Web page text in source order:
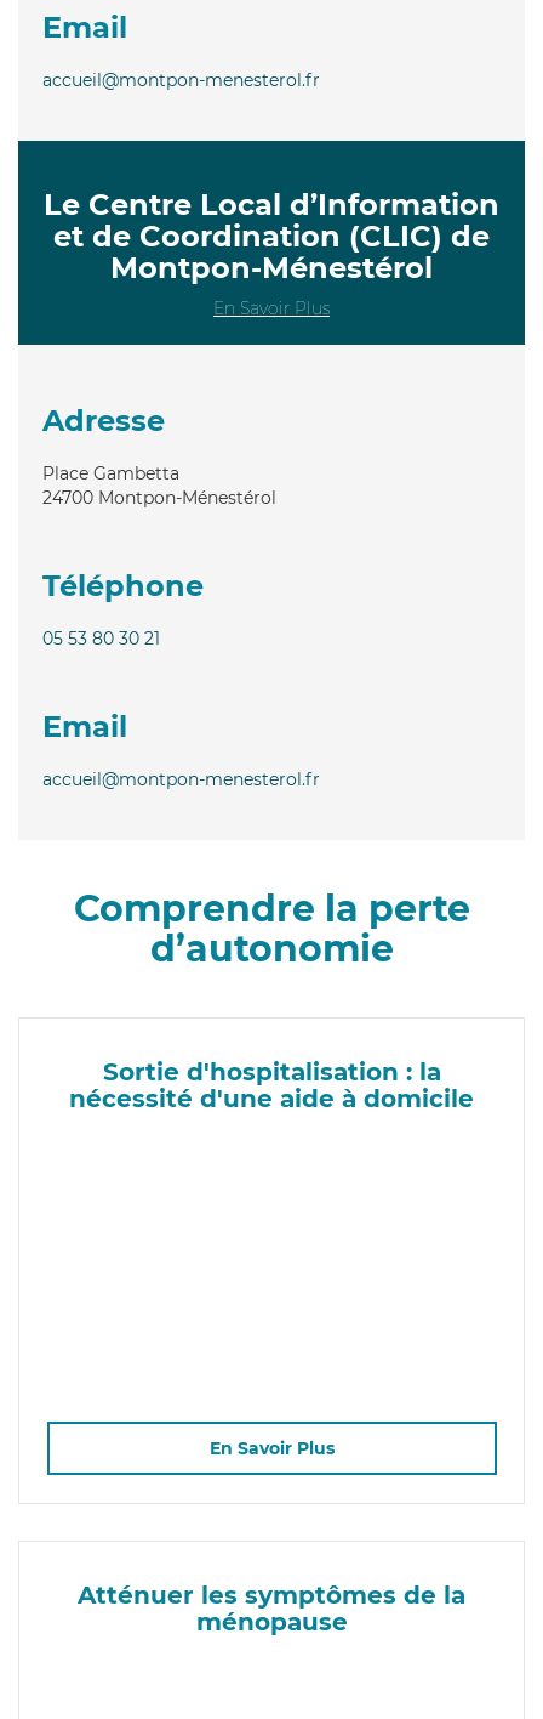
Email
accueil@montpon-menesterol.fr
Le Centre Local d’Information
et de Coordination (CLIC) de
Montpon-Ménestérol
En Savoir Plus
Adresse
Place Gambetta
24700 Montpon-Ménestérol
Téléphone
05 53 80 30 21
Email
accueil@montpon-menesterol.fr
Comprendre la perte
d’autonomie
Sortie d'hospitalisation : la
nécessité d'une aide à domicile
En Savoir Plus
Atténuer les symptômes de la
ménopause